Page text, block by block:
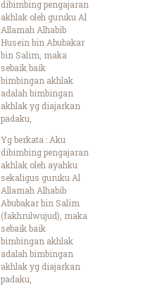
dibimbing pengajaran
akhlak oleh guruku Al
Allamah Alhabib
Husein bin Abubakar
bin Salim, maka
sebaik baik
bimbingan akhlak
adalah bimbingan
akhlak yg diajarkan
padaku,
Yg berkata : Aku
dibimbing pengajaran
akhlak oleh ayahku
sekaligus guruku Al
Allamah Alhabib
Abubakar bin Salim
(fakhrulwujud), maka
sebaik baik
bimbingan akhlak
adalah bimbingan
akhlak yg diajarkan
padaku,